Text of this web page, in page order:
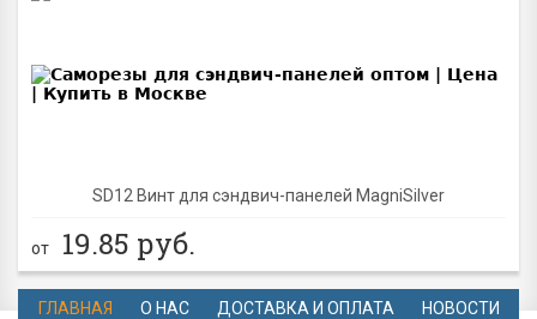
SD12 Винт для сэндвич-панелей MagniSilver
от 19.85 руб.
ГЛАВНАЯ О НАС ДОСТАВКА И ОПЛАТА НОВОСТИ